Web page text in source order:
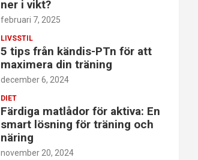
ner i vikt?
februari 7, 2025
LIVSSTIL
5 tips från kändis-PTn för att
maximera din träning
december 6, 2024
DIET
Färdiga matlådor för aktiva: En
smart lösning för träning och
näring
november 20, 2024